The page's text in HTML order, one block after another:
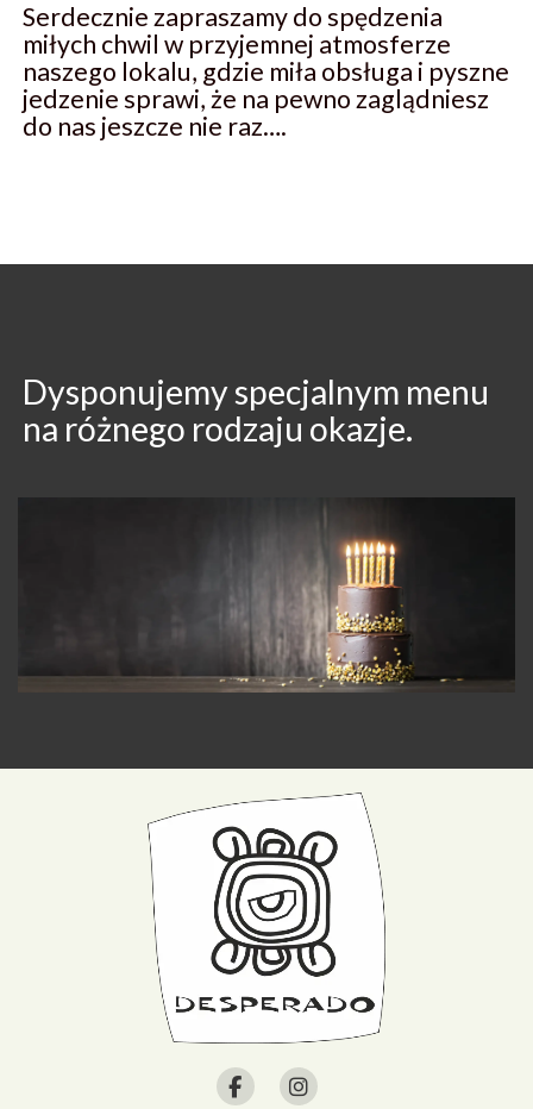
Serdecznie zapraszamy do spędzenia
miłych chwil w przyjemnej atmosferze
naszego lokalu, gdzie miła obsługa i pyszne
jedzenie sprawi, że na pewno zaglądniesz
do nas jeszcze nie raz….
Dysponujemy specjalnym menu
na różnego rodzaju okazje.